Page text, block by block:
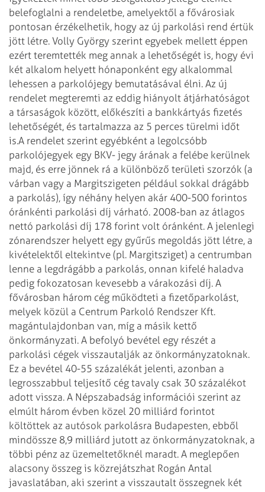
belefoglalni a rendeletbe, amelyektől a fővárosiak
pontosan érzékelhetik, hogy az új parkolási rend értük
jött létre. Volly György szerint egyebek mellett éppen
ezért teremtették meg annak a lehetőségét is, hogy évi
két alkalom helyett hónaponként egy alkalommal
lehessen a parkolójegy bemutatásával élni. Az új
rendelet megteremti az eddig hiányolt átjárhatóságot
a társaságok között, előkészíti a bankkártyás fizetés
lehetőségét, és tartalmazza az 5 perces türelmi időt
is.A rendelet szerint egyébként a legolcsóbb
parkolójegyek egy BKV- jegy árának a felébe kerülnek
majd, és erre jönnek rá a különböző területi szorzók (a
várban vagy a Margitszigeten például sokkal drágább
a parkolás), így néhány helyen akár 400-500 forintos
óránkénti parkolási díj várható. 2008-ban az átlagos
nettó parkolási díj 178 forint volt óránként. A jelenlegi
zónarendszer helyett egy gyűrűs megoldás jött létre, a
kivételektől eltekintve (pl. Margitsziget) a centrumban
lenne a legdrágább a parkolás, onnan kifelé haladva
pedig fokozatosan kevesebb a várakozási díj. A
fővárosban három cég működteti a fizetőparkolást,
melyek közül a Centrum Parkoló Rendszer Kft.
magántulajdonban van, míg a másik kettő
önkormányzati. A befolyó bevétel egy részét a
parkolási cégek visszautalják az önkormányzatoknak.
Ez a bevétel 40-55 százalékát jelenti, azonban a
legrosszabbul teljesítő cég tavaly csak 30 százalékot
adott vissza. A Népszabadság információi szerint az
elmúlt három évben közel 20 milliárd forintot
költöttek az autósok parkolásra Budapesten, ebből
mindössze 8,9 milliárd jutott az önkormányzatoknak, a
többi pénz az üzemeltetőknél maradt. A meglepően
alacsony összeg is közrejátszhat Rogán Antal
javaslatában, aki szerint a visszautalt összegnek két